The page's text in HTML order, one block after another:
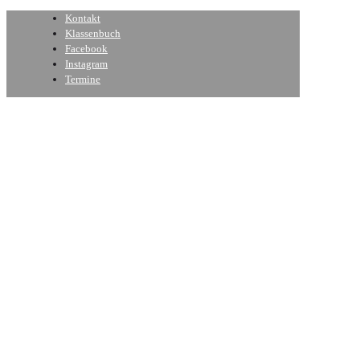
Kontakt
Klassenbuch
Facebook
Instagram
Termine